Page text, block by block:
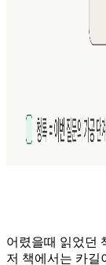
어렸을때 읽었던
저 책에서는 카길